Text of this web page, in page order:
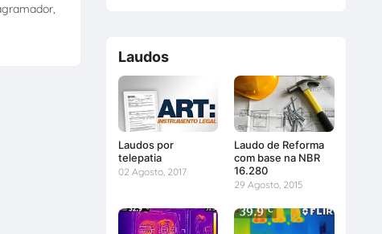
Laudos
Laudos por
telepatia
02 Agosto, 2017
Laudo de Reforma
com base na NBR
16.280
29 Agosto, 2015